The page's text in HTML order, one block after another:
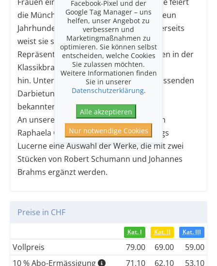
die Münchnerin einerseits Frauen aus neun
Jahrhunderten Musikgeschichte. Andererseits
weist sie so elegant auf die fehlende
Repräsentanz weiblicher Komponistinnen in der
Klassikbranche
hin. Unterstützt wird sie bei ihren hinreissenden
Darbietungen von den in Olten bestens
bekannten Festival Strings Lucerne.
An unserem Konzertabend präsentieren
Raphaela Gromes und die Festival Strings
Lucerne eine Auswahl der Werke, die mit zwei
Stücken von Robert Schumann und Johannes
Brahms ergänzt werden.
Preise in CHF
Kat. I Kat. II Kat. III
Vollpreis 79.00 69.00
59.00
10 % Abo-Ermässigung
71.10 62.10
53.10
Facebook-Pixel und der
Google Tag Manager – uns
helfen, unser Angebot zu
verbessern und
Marketingmaßnahmen zu
optimieren. Sie können selbst
entscheiden, welche Cookies
Sie zulassen möchten.
Weitere Informationen finden
Sie in unserer
Datenschutzerklärung.
Alle akzeptieren
Nur notwendige Cookies